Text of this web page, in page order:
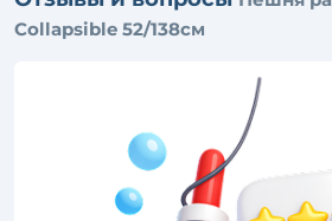
Collapsible 52/138см